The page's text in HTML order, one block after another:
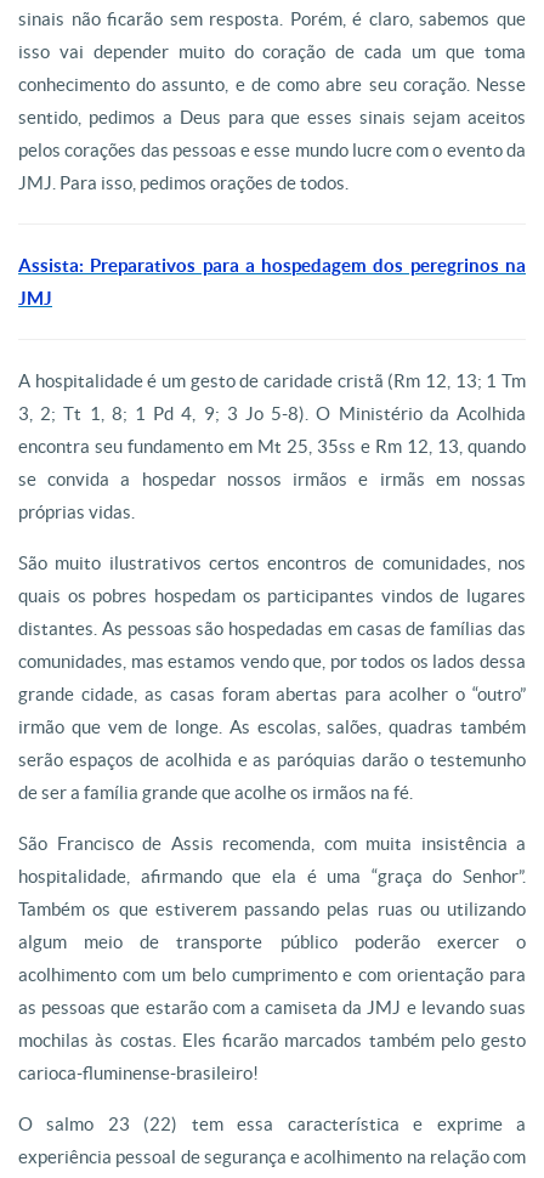
sinais não ficarão sem resposta. Porém, é claro, sabemos que
isso vai depender muito do coração de cada um que toma
conhecimento do assunto, e de como abre seu coração. Nesse
sentido, pedimos a Deus para que esses sinais sejam aceitos
pelos corações das pessoas e esse mundo lucre com o evento da
JMJ. Para isso, pedimos orações de todos.
Assista: Preparativos para a hospedagem dos peregrinos na
JMJ
A hospitalidade é um gesto de caridade cristã (Rm 12, 13; 1 Tm
3, 2; Tt 1, 8; 1 Pd 4, 9; 3 Jo 5-8). O Ministério da Acolhida
encontra seu fundamento em Mt 25, 35ss e Rm 12, 13, quando
se convida a hospedar nossos irmãos e irmãs em nossas
próprias vidas.
São muito ilustrativos certos encontros de comunidades, nos
quais os pobres hospedam os participantes vindos de lugares
distantes. As pessoas são hospedadas em casas de famílias das
comunidades, mas estamos vendo que, por todos os lados dessa
grande cidade, as casas foram abertas para acolher o “outro”
irmão que vem de longe. As escolas, salões, quadras também
serão espaços de acolhida e as paróquias darão o testemunho
de ser a família grande que acolhe os irmãos na fé.
São Francisco de Assis recomenda, com muita insistência a
hospitalidade, afirmando que ela é uma “graça do Senhor”.
Também os que estiverem passando pelas ruas ou utilizando
algum meio de transporte público poderão exercer o
acolhimento com um belo cumprimento e com orientação para
as pessoas que estarão com a camiseta da JMJ e levando suas
mochilas às costas. Eles ficarão marcados também pelo gesto
carioca-fluminense-brasileiro!
O salmo 23 (22) tem essa característica e exprime a
experiência pessoal de segurança e acolhimento na relação com